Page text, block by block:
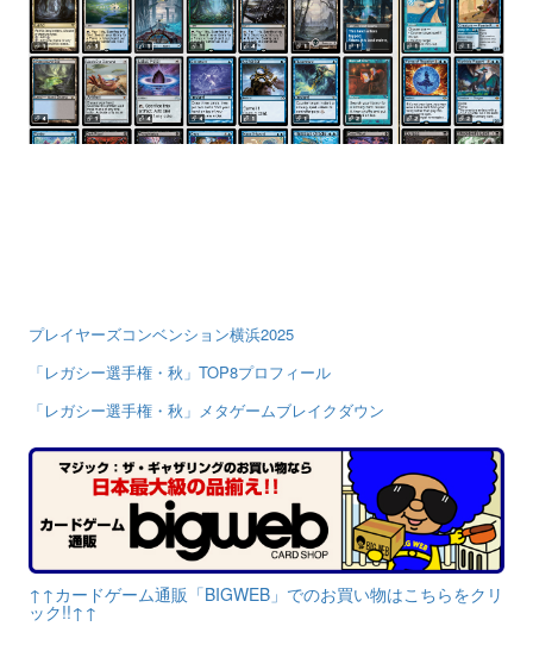
プレイヤーズコンベンション横浜2025
「レガシー選手権・秋」TOP8プロフィール
「レガシー選手権・秋」メタゲームブレイクダウン
↑↑カードゲーム通販「BIGWEB」でのお買い物はこちらをクリ
ック!!↑↑